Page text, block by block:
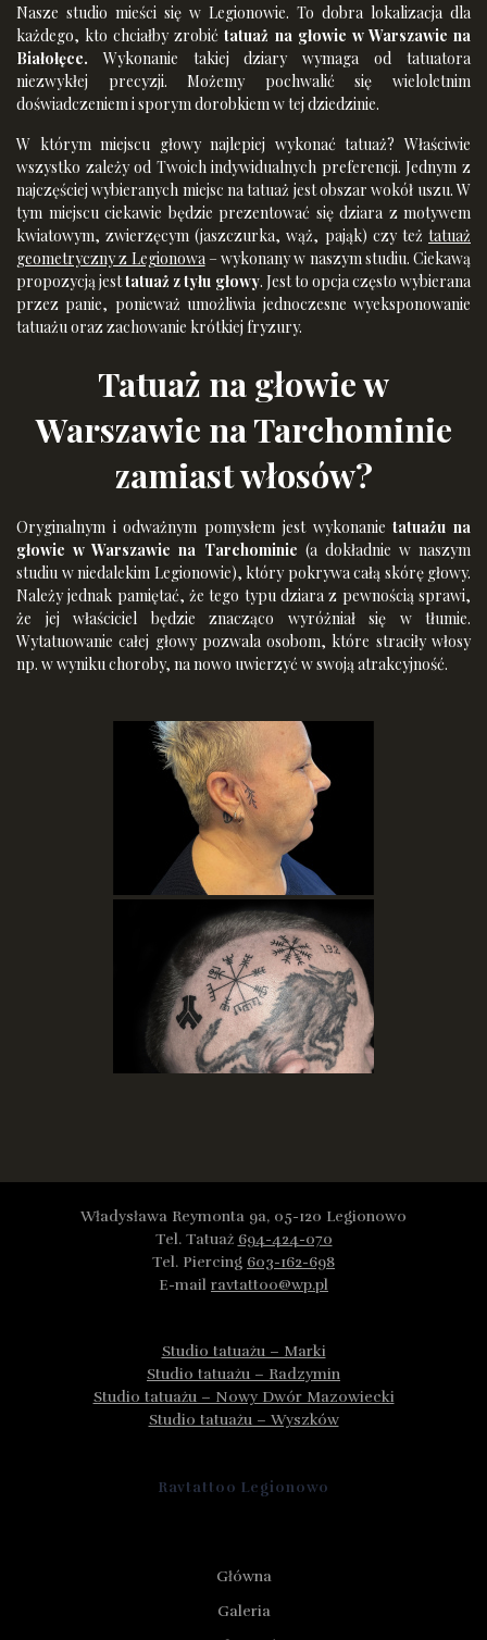
Nasze studio mieści się w Legionowie. To dobra lokalizacja dla
każdego, kto chciałby zrobićtatuaż na głowie w Warszawie na
Białołęce. Wykonanie takiej dziary wymaga od tatuatora
niezwykłej precyzji. Możemy pochwalić się wieloletnim
doświadczeniem i sporym dorobkiem w tej dziedzinie.
W którym miejscu głowy najlepiej wykonać tatuaż? Właściwie
wszystko zależy od Twoich indywidualnych preferencji. Jednym z
najczęściej wybieranych miejsc na tatuaż jest obszar wokół uszu. W
tym miejscu ciekawie będzie prezentować się dziara z motywem
kwiatowym, zwierzęcym (jaszczurka, wąż, pająk) czy też tatuaż
geometryczny z Legionowa – wykonany w naszym studiu. Ciekawą
propozycją jesttatuaż z tyłu głowy. Jest to opcja często wybierana
przez panie, ponieważ umożliwia jednoczesne wyeksponowanie
tatuażu oraz zachowanie krótkiej fryzury.
Tatuaż na głowie w
Warszawie na Tarchominie
zamiast włosów?
Oryginalnym i odważnym pomysłem jest wykonanietatuażu na
głowie w Warszawie na Tarchominie (a dokładnie w naszym
studiu w niedalekim Legionowie), który pokrywa całą skórę głowy.
Należy jednak pamiętać, że tego typu dziara z pewnością sprawi,
że jej właściciel będzie znacząco wyróżniał się w tłumie.
Wytatuowanie całej głowy pozwala osobom, które straciły włosy
np. w wyniku choroby, na nowo uwierzyć w swoją atrakcyjność.
Władysława Reymonta 9a, 05-120 Legionowo
Tel. Tatuaż 694-424-070
Tel. Piercing 603-162-698
E-mail ravtattoo@wp.pl
Studio tatuażu – Marki
Studio tatuażu – Radzymin
Studio tatuażu – Nowy Dwór Mazowiecki
Studio tatuażu – Wyszków
Ravtattoo Legionowo
Główna
Galeria